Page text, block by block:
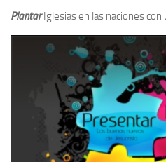
PlantarIglesias en las naciones con